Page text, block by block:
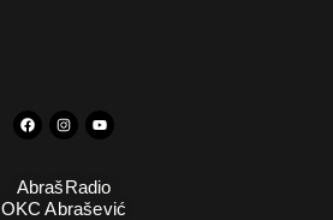
AbrašRadio
OKC Abrašević